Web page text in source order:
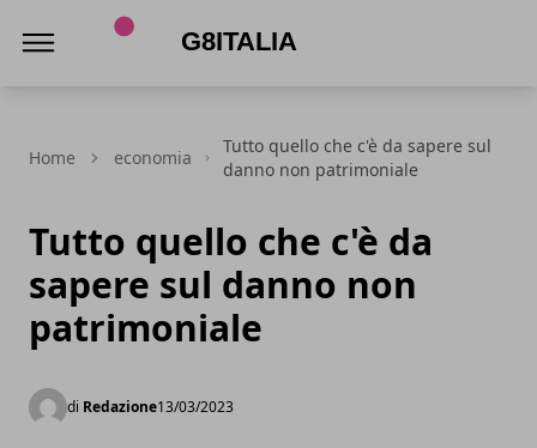
Home economia
Tutto quello che c'è da sapere sul
danno non patrimoniale
Tutto quello che c'è da
sapere sul danno non
patrimoniale
di Redazione13/03/2023